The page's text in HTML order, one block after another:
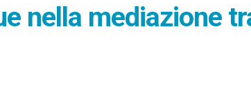
nella mediazione